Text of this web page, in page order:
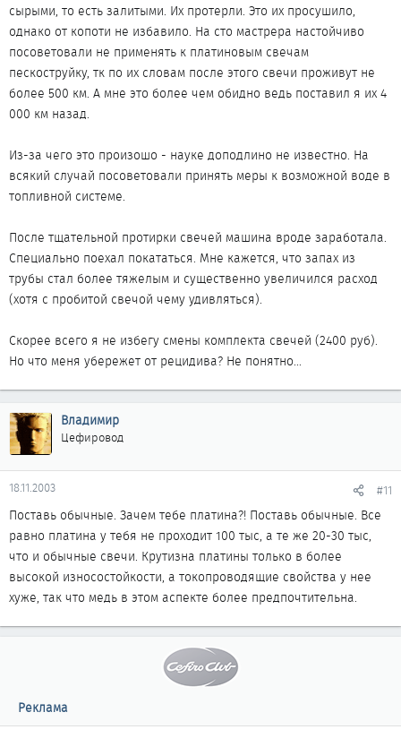
сырыми, то есть залитыми. Их протерли. Это их просушило,
однако от копоти не избавило. На сто мастрера настойчиво
посоветовали не применять к платиновым свечам
пескоструйку, тк по их словам после этого свечи проживут не
более 500 км. А мне это более чем обидно ведь поставил я их 4
000 км назад.
Из-за чего это произошо - науке доподлино не известно. На
всякий случай посоветовали принять меры к возможной воде в
топливной системе.
После тщательной протирки свечей машина вроде заработала.
Специально поехал покататься. Мне кажется, что запах из
трубы стал более тяжелым и существенно увеличился расход
(хотя с пробитой свечой чему удивляться).
Скорее всего я не избегу смены комплекта свечей (2400 руб).
Но что меня убережет от рецидива? Не понятно...
Владимир
Цефировод
18.11.2003 #11
Поставь обычные. Зачем тебе платина?! Поставь обычные. Все
равно платина у тебя не проходит 100 тыс, а те же 20-30 тыс,
что и обычные свечи. Крутизна платины только в более
высокой износостойкости, а токопроводящие свойства у нее
хуже, так что медь в этом аспекте более предпочтительна.
Реклама